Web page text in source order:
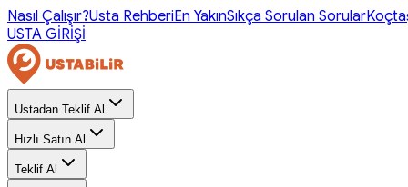
Nasıl Çalışır?Usta RehberiEn YakınSıkça Sorulan Sorular
USTA GİRİŞİ
Ustadan Teklif Al
Hızlı Satın Al
Teklif Al